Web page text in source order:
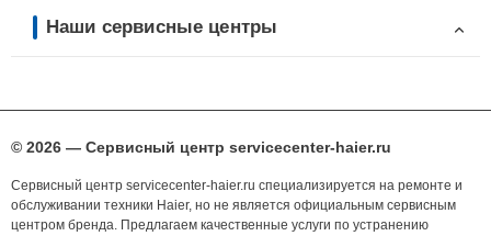
Наши сервисные центры
© 2026 — Сервисный центр servicecenter-haier.ru
Сервисный центр servicecenter-haier.ru специализируется на ремонте и
обслуживании техники Haier, но не является официальным сервисным
центром бренда. Предлагаем качественные услуги по устранению